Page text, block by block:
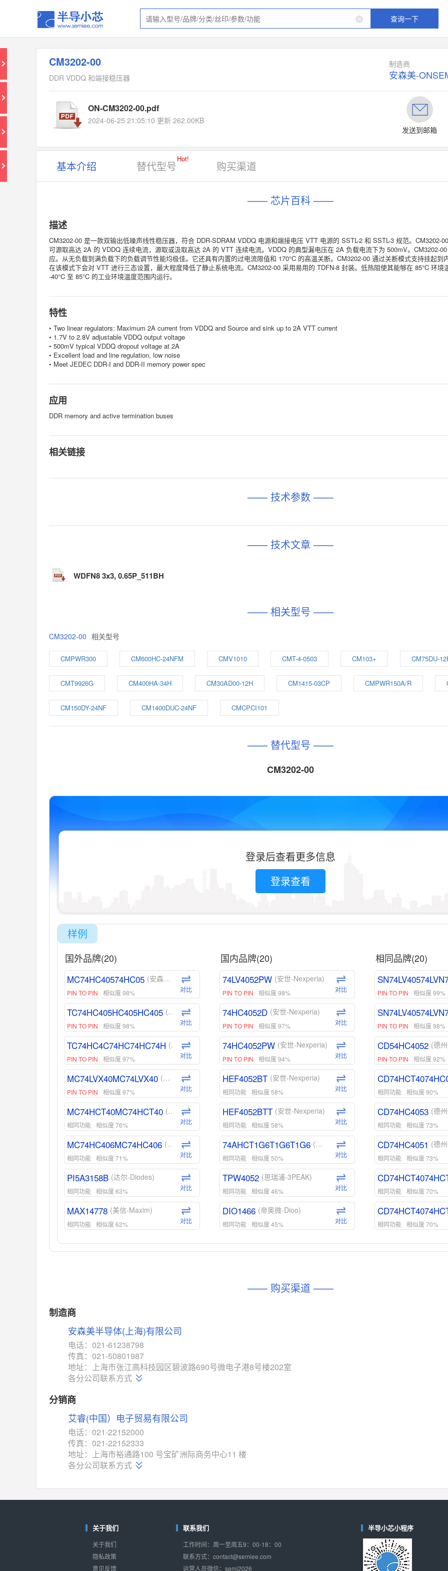
查询一下
CM3202-00
DDR VDDQ 和端接稳压器
制造商
安森美-
ON-CM3202-00.pdf
2024-06-25 21:05:10 更新 262.00KB
发送到邮箱
基本介绍 替代型号
Hot!
购买渠道
—— 芯片百科 ——
描述
CM3202-00 是一款双输出低噪声线性稳压器，符合 DDR-SDRAM VDDQ 电源和端接电压 VTT 电源的 SSTL-2 和 SSTL-3 规范。CM3202-
可源取高达 2A 的 VDDQ 连续电流，源取或汲取高达 2A 的 VTT 连续电流。VDDQ 的典型漏电压在 2A 负载电流下为 500mV。CM3202-
应。从无负载到满负载下的负载调节性能均极佳。它还具有内置的过电流限值和 170°C 的高温关断。CM3202-00 通过关断模式支持挂起
在该模式下会对 VTT 进行三态设置，最大程度降低了静止系统电流。CM3202-00 采用易用的 TDFN-8 封装。低热阻使其能够在 85°C 环境
-40°C 至 85°C 的工业环境温度范围内运行。
特性
• Two linear regulators: Maximum 2A current from VDDQ and Source and sink up to 2A VTT current
• 1.7V to 2.8V adjustable VDDQ output voltage
• 500mV typical VDDQ dropout voltage at 2A
• Excellent load and line regulation, low noise
• Meet JEDEC DDR-I and DDR-II memory power spec
应用
DDR memory and active termination buses
相关链接
—— 技术参数 ——
—— 技术文章 ——
WDFN8 3x3, 0.65P_511BH
—— 相关型号 ——
CM3202-00 相关型号
CMPWR300 CM600HC-24NFM CMV1010 CMT-4-0503 CM103+ CM75DU-
CMT9926G CM400HA-34H CM30AD00-12H CM1415-03CP CMPWR150A/R
CM150DY-24NF CM1400DUC-24NF CMCPCI101
—— 替代型号 ——
CM3202-00
登录后查看更多信息
登录查看
样例
国外品牌(20)
MC74HC40574HC05 (安森美-ON)
PIN TO PIN 相似度 98% 对比
TC74HC405HC405HC405 (东芝-Toshiba)
PIN TO PIN 相似度 98% 对比
TC74HC4C74HC74HC74H (东芝-Toshiba)
PIN TO PIN 相似度 97% 对比
MC74LVX40MC74LVX40 (安森美-ON)
PIN TO PIN 相似度 97% 对比
MC74HCT40MC74HCT40 (安森美-ON)
相同功能 相似度 76% 对比
MC74HC406MC74HC406 (安森美-ON)
相同功能 相似度 71% 对比
PI5A3158B (达尔-Diodes)
相同功能 相似度 63% 对比
MAX14778 (美信-Maxim)
相同功能 相似度 62% 对比
ADG1439 (亚德诺-ADI)
对比
MAX14760
M74HC4852 (意法-ST)
相同功能 相似度 52%
TC4052BF (东芝-Toshiba)
相同功能 相似度 50% 对比
ISL54233 (瑞萨-Renesas)
相同功能 相似度 49% 对比
相同功能 相似度 49%
ADG1438 (亚德诺-ADI)
相似度 46%
国内品牌(20)
74LV4052PW (安世-Nexperia)
PIN TO PIN 相似度 98% 对比
74HC4052D (安世-Nexperia)
PIN TO PIN 相似度 97% 对比
74HC4052PW (安世-Nexperia)
PIN TO PIN 相似度 94% 对比
HEF4052BT (安世-Nexperia)
相同功能 相似度 58% 对比
HEF4052BTT (安世-Nexperia)
相同功能 相似度 58% 对比
74AHCT1G6T1G6T1G6 (安世-Nexperia)
相同功能 相似度 50% 对比
TPW4052 (思瑞浦-3PEAK)
相同功能 相似度 46% 对比
DIO1466 (帝奥微-Dioo)
相同功能 相似度 45% 对比
DIO1159 (帝奥微-Dioo)
对比
相似度 44%
相同功能
相同功能 相似度 35%
WAS4759QB (韦尔-WillSemi)
相同功能 相似度 34%
相同品牌(20)
PIN TO PIN 相似度 99%
PIN TO PIN 相似度 98%
CD54HC4052 (德
PIN TO PIN 相似度 92%
相同功能 相似度 90%
CD74HC4053 (德
相同功能 相似度 73%
CD74HC4051 (德
相同功能 相似度 73%
相同功能 相似度 70%
相同功能 相似度 70%
—— 购买渠道 ——
制造商
安森美半导体(上海)有限公司
电话：021-61238798
传真：021-50801987
地址：上海市张江高科技园区碧波路690号微电子港8号楼202室
各分公司联系方式
分销商
艾睿(中国）电子贸易有限公司
电话：021-22152000
传真：021-22152333
地址：上海市裕通路100 号宝矿洲际商务中心11 楼
各分公司联系方式
关于我们
关于我们
隐私政策
意见反馈
联系我们
工作时间：周一至周五9：00-18：00
联系方式：contact@semiee.com
运营人员微信：semi2026
半导小芯小程序